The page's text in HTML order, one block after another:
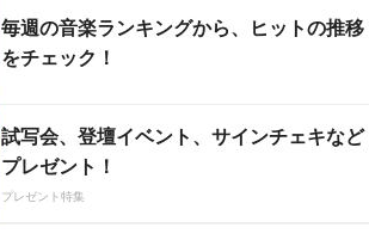
毎週の音楽ランキングから、ヒットの推移
をチェック！
試写会、登壇イベント、サインチェキなど
プレゼント！
プレゼント特集